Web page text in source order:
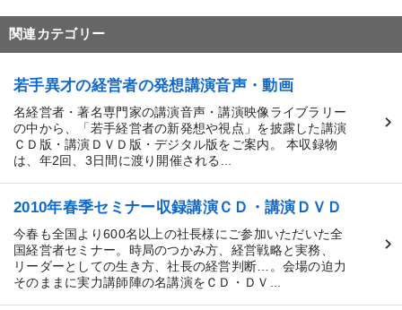
関連カテゴリー
若手異才の経営者の発想講演音声・動画
名経営者・著名専門家の講演音声・講演映像ライブラリー
の中から、「若手経営者の新発想や視点」を披露した講演
ＣＤ版・講演ＤＶＤ版・デジタル版をご案内。 本収録物
は、年2回、3日間に渡り開催される...
2010年春季セミナー収録講演ＣＤ・講演ＤＶＤ
今春も全国より600名以上の社長様にご参加いただいた全
国経営者セミナー。時局のつかみ方、経営戦略と実務、
リーダーとしての生き方、社長の経営判断…。会場の迫力
そのままに実力講師陣の名講演をＣＤ・ＤＶ...